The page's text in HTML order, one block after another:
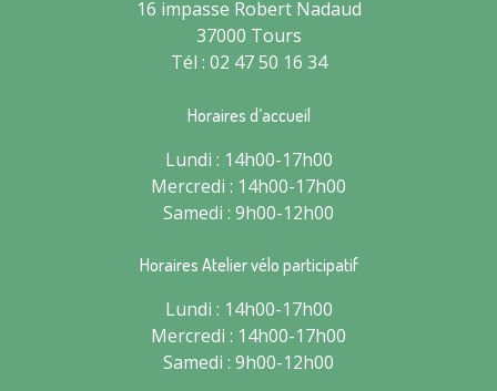
16 impasse Robert Nadaud
37000 Tours
Tél : 02 47 50 16 34
Horaires d’accueil
Lundi : 14h00-17h00
Mercredi : 14h00-17h00
Samedi : 9h00-12h00
Horaires Atelier vélo participatif
Lundi : 14h00-17h00
Mercredi : 14h00-17h00
Samedi : 9h00-12h00